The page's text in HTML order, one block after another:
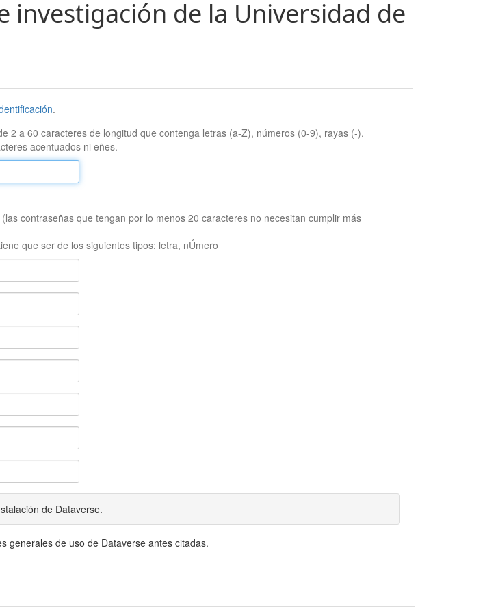
investigación de la Universidad de
.
2 a 60 caracteres de longitud que contenga letras (a-Z), números (0-9), rayas (-),
acentuados ni eñes.
contraseñas que tengan por lo menos 20 caracteres no necesitan cumplir más
que ser de los siguientes tipos: letra, nÚmero
de Dataverse.
generales de uso de Dataverse antes citadas.